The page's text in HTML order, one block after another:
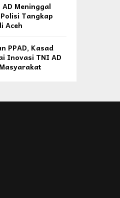
Meninggal
Tangkap
Aceh
PPAD, Kasad
Inovasi TNI AD